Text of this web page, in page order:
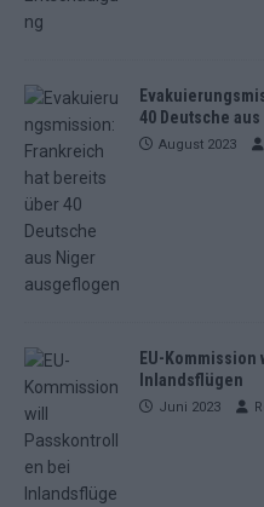
40 Deutsche
August 2023
EU-
Inlandsflügen
Juni 2023